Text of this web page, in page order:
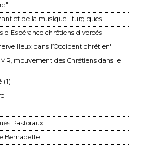
et de la musique liturgiques"
d'Espérance chrétiens divorcés"
dans l’Occident chrétien"
mouvement des Chrétiens dans le
(1)
Pastoraux
Bernadette